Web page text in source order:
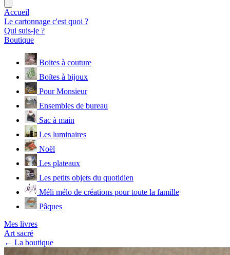
Accueil
Le cartonnage c'est quoi ?
Qui suis-je ?
Boutique
Boites à couture
Boïtes à bijoux
Pour Monsieur
Ensembles de bureau
Sac à main
Les luminaires
Noël
Les plateaux
Les petits objets du quotidien
Méli mélo de créations pour toute la famille
Pâques
Mes livres
Art sacré
← La boutique